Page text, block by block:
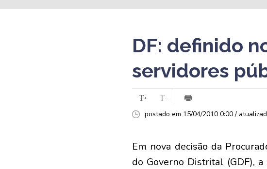
DF: definido
servidores
postado em 15/04/2010 0:00 /
Em nova decisão da
do Governo Distrital (GDF),